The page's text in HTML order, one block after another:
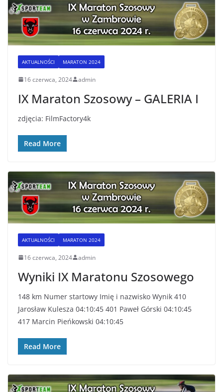
AKTUALNOŚCI MARATON 2024
16 czerwca, 2024 admin
IX Maraton Szosowy – GALERIA I
zdjęcia: FilmFactory4k
Read More
AKTUALNOŚCI MARATON 2024
16 czerwca, 2024 admin
Wyniki IX Maratonu Szosowego
148 km Numer startowy Imię i nazwisko Wynik 410
Jarosław Kulesza 04:10:45 401 Paweł Górski 04:10:45
417 Marcin Pieńkowski 04:10:45
Read More